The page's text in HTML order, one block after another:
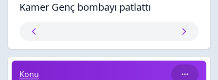
Kamer Genç bombayı patlattı
Kamer Genç bombayı patlattı
Konu